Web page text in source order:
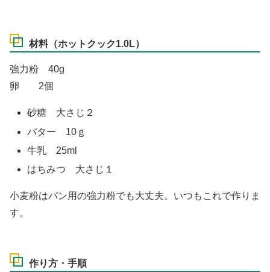
材料（ホットクック1.0L）
強力粉 40g
卵 2個
砂糖 大さじ２
バター 10ｇ
牛乳 25ml
はちみつ 大さじ１
小麦粉はパン用の強力粉でも大丈夫。いつもこれで作りま
す。
作り方・手順